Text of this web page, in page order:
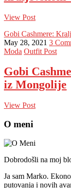
View Post
Gobi Cashmere:
May 28, 2021 3
Moda Outfit Post
Gobi
iz Mongolije
View Post
O meni
Dobrodošli na moj
Ja sam Marko.
putovanja i novih